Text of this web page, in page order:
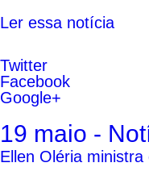
Ler essa notícia
Twitter
Facebook
Google+
19 maio -
Ellen Oléria